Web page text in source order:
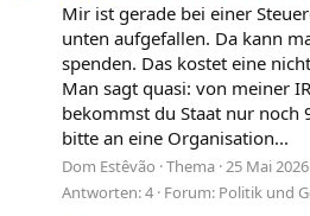
Mir ist gerade bei einer
unten aufgefallen. Da kann
spenden. Das kostet eine
Man sagt quasi: von meiner
bekommst du Staat nur noch
bitte an eine Organisation...
Dom Estêvão Thema 25 Mai 2026
Antworten: 4 Forum: Politik und